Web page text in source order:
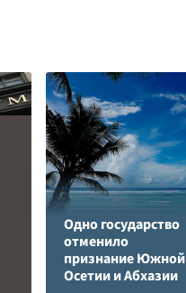
Одно государство
отменило
признание Южной
Осетии и Абхазии